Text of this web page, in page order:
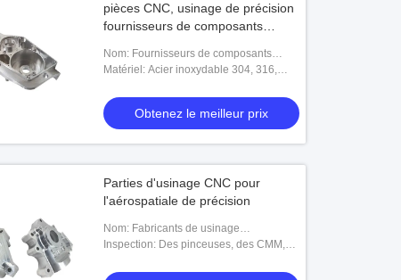
pièces CNC, usinage de précision
fournisseurs de composants
Nom: Fournisseurs de composants
aérospatiaux pour l'usinage de
Matériel: Acier inoxydable 304, 316,
peut être personnalisé
Obtenez le meilleur prix
Parties d'usinage CNC pour
l'aérospatiale de précision
Nom: Fabricants de usinage
aérospatiaux de pièces de commande
Inspection: Des pinceuses, des CMM,